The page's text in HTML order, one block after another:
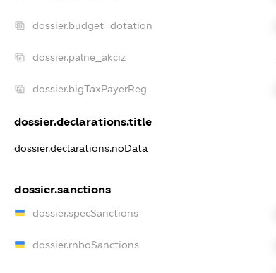
dossier.budget_dotation
dossier.palne_akciz
dossier.bigTaxPayerReg
dossier.declarations.title
dossier.declarations.noData
dossier.sanctions
dossier.specSanctions
dossier.rnboSanctions